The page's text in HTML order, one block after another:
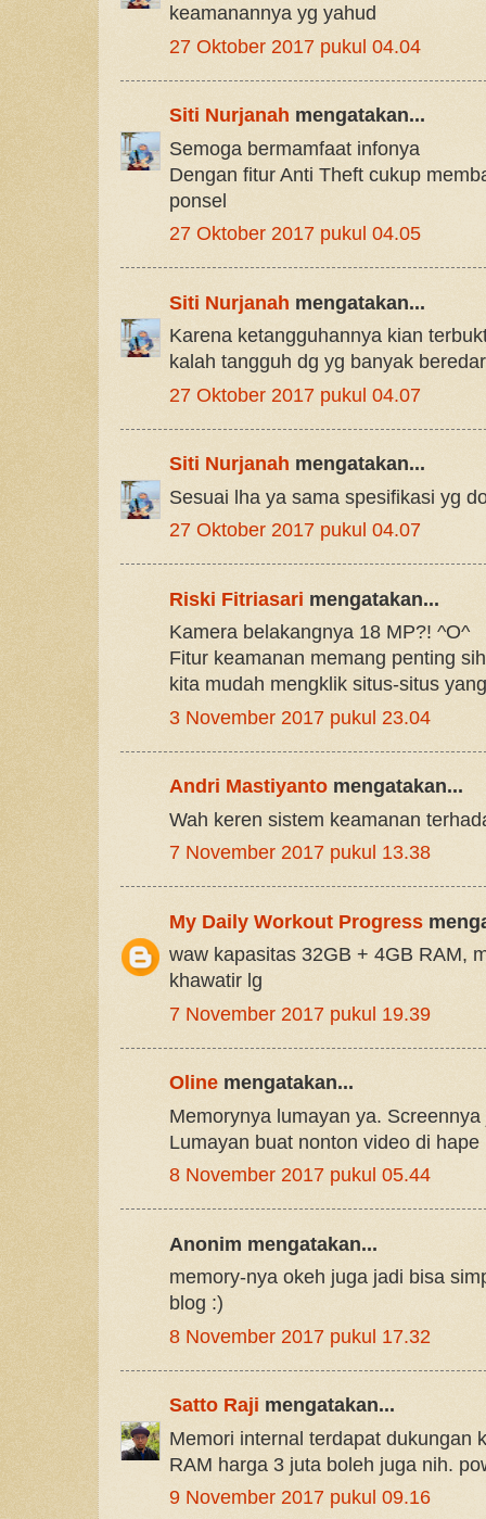
keamanannya yg yahud
27 Oktober 2017 pukul 04.04
Siti Nurjanah mengatakan...
Semoga bermamfaat infonya
Dengan fitur Anti Theft cukup
ponsel
27 Oktober 2017 pukul 04.05
Siti Nurjanah mengatakan...
Karena ketangguhannya kian
kalah tangguh dg yg banyak
27 Oktober 2017 pukul 04.07
Siti Nurjanah mengatakan...
Sesuai lha ya sama spesifikasi yg
27 Oktober 2017 pukul 04.07
Riski Fitriasari mengatakan...
Kamera belakangnya 18 MP?! ^O^
Fitur keamanan memang penting
kita mudah mengklik situs-situs
3 November 2017 pukul 23.04
Andri Mastiyanto mengatakan...
Wah keren sistem keamanan
7 November 2017 pukul 13.38
My Daily Workout Progress
waw kapasitas 32GB + 4GB RAM,
khawatir lg
7 November 2017 pukul 19.39
Oline mengatakan...
Memorynya lumayan ya.
Lumayan buat nonton video di hape
8 November 2017 pukul 05.44
Anonim mengatakan...
memory-nya okeh juga jadi bisa
blog :)
8 November 2017 pukul 17.32
Satto Raji mengatakan...
Memori internal terdapat dukungan
RAM harga 3 juta boleh juga nih.
9 November 2017 pukul 09.16